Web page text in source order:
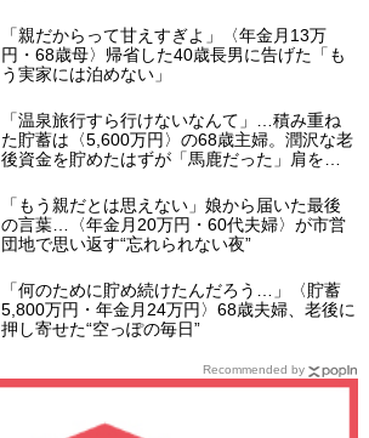
「親だからって甘えすぎよ」〈年金月13万
円・68歳母〉帰省した40歳長男に告げた「も
う実家には泊めない」
「温泉旅行すら行けないなんて」…積み重ね
た貯蓄は〈5,600万円〉の68歳主婦。潤沢な老
後資金を貯めたはずが「馬鹿だった」肩を落
「もう親だとは思えない」娘から届いた最後
の言葉…〈年金月20万円・60代夫婦〉が市営
団地で思い返す“忘れられない夜”
「何のために貯め続けたんだろう…」〈貯蓄
5,800万円・年金月24万円〉68歳夫婦、老後に
押し寄せた“空っぽの毎日”
Recommended by